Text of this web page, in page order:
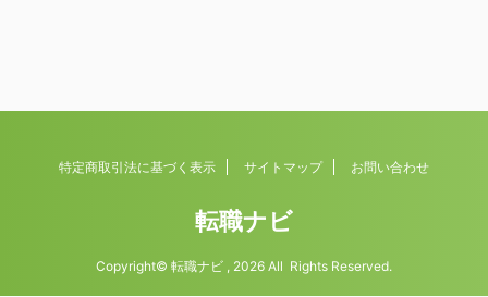
特定商取引法に基づく表示 サイトマップ お問い合わせ
転職ナビ
Copyright© 転職ナビ , 2026 All Rights Reserved.